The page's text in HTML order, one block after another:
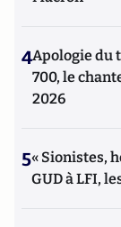
4Apologie du
700, le
2026
5« Sionistes,
GUD à LFI,